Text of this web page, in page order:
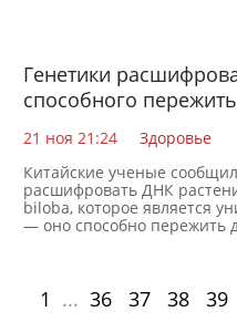
Генетики
способного
21 ноя 21:24
Здоровье
Китайские ученые
расшифровать ДНК
biloba, которое является
— оно способно пережить
1 ... 36 37 38 39